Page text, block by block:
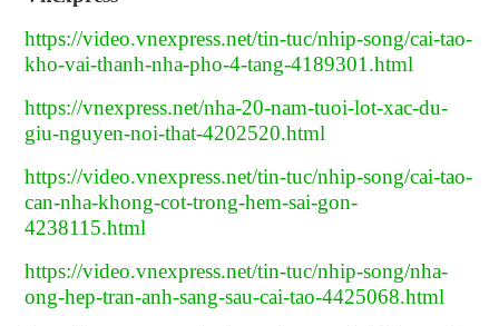
https://video.vnexpress.net/tin-tuc/nhip-song/cai-tao-
kho-vai-thanh-nha-pho-4-tang-4189301.html
https://vnexpress.net/nha-20-nam-tuoi-lot-xac-du-
giu-nguyen-noi-that-4202520.html
https://video.vnexpress.net/tin-tuc/nhip-song/cai-tao-
can-nha-khong-cot-trong-hem-sai-gon-
4238115.html
https://video.vnexpress.net/tin-tuc/nhip-song/nha-
ong-hep-tran-anh-sang-sau-cai-tao-4425068.html